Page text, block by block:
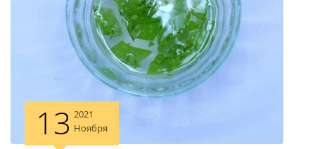
13 2021
Ноября